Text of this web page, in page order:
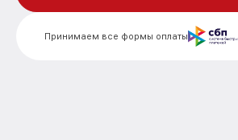
Ремонт двигателя вытяжки Miele
Принимаем все формы оплаты